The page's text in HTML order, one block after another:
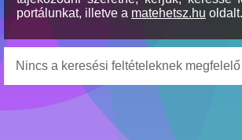
portálunkat, illetve a matehetsz.hu oldalt.
Nincs a keresési feltételeknek